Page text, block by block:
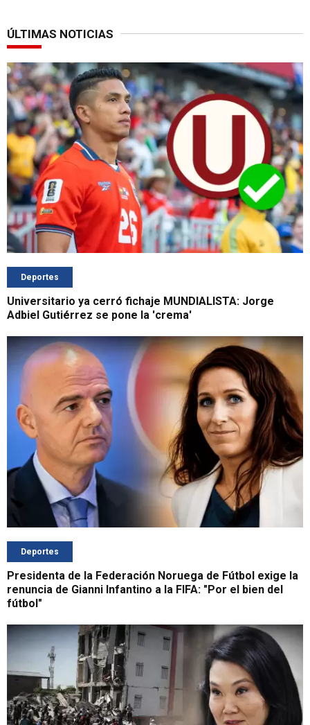
ÚLTIMAS NOTICIAS
Deportes
Universitario ya cerró fichaje MUNDIALISTA: Jorge
Adbiel Gutiérrez se pone la 'crema'
Deportes
Presidenta de la Federación Noruega de Fútbol exige la
renuncia de Gianni Infantino a la FIFA: "Por el bien del
fútbol"